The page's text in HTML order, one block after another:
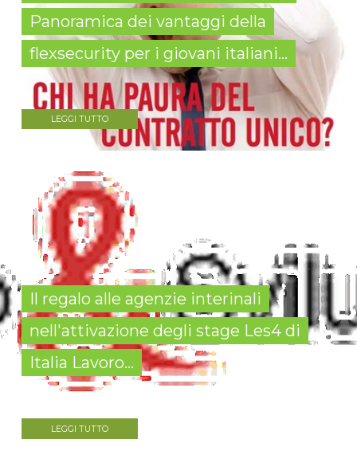
Panoramica dei vantaggi della
flexsecurity per i giovani italiani...
LEGGI TUTTO
Il regalo alle agenzie interinali
nell'attivazione degli stage Les4 di
Italia Lavoro...
LEGGI TUTTO